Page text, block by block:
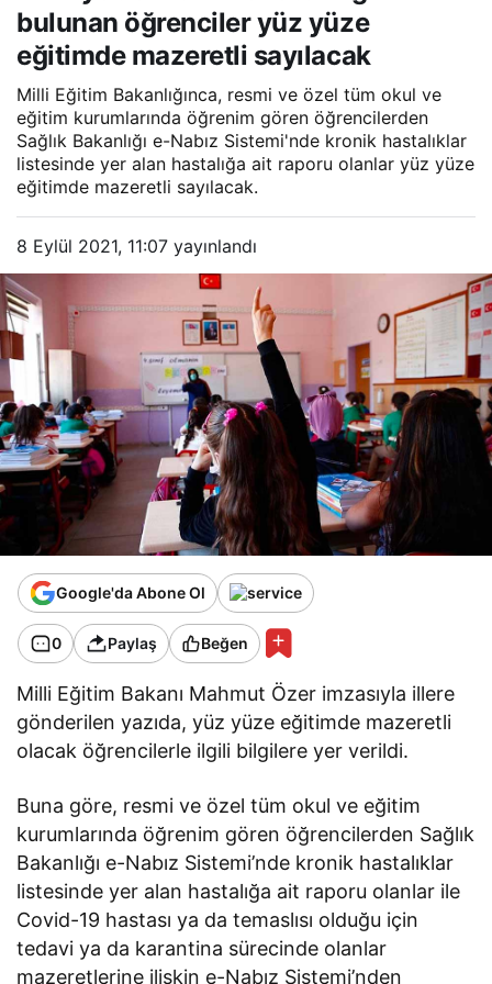
sayılacak
bulunan öğrenciler yüz yüze
eğitimde mazeretli sayılacak
Milli Eğitim Bakanlığınca, resmi ve özel tüm okul ve
eğitim kurumlarında öğrenim gören öğrencilerden
Sağlık Bakanlığı e-Nabız Sistemi'nde kronik hastalıklar
listesinde yer alan hastalığa ait raporu olanlar yüz yüze
eğitimde mazeretli sayılacak.
8 Eylül 2021, 11:07 yayınlandı
Google'da Abone Ol
0 Paylaş Beğen
Milli Eğitim Bakanı Mahmut Özer imzasıyla illere
gönderilen yazıda, yüz yüze eğitimde mazeretli
olacak öğrencilerle ilgili bilgilere yer verildi.
Buna göre, resmi ve özel tüm okul ve eğitim
kurumlarında öğrenim gören öğrencilerden Sağlık
Bakanlığı e-Nabız Sistemi’nde kronik hastalıklar
listesinde yer alan hastalığa ait raporu olanlar ile
Covid-19 hastası ya da temaslısı olduğu için
tedavi ya da karantina sürecinde olanlar
mazeretlerine ilişkin e-Nabız Sistemi’nden